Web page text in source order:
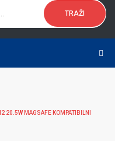
TRAŽI
20.5W MAGSAFE KOMPATIBILNI